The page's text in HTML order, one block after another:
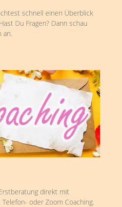
schnell einen Überblick
Du Fragen? Dann schau
an.
direkt mit
Telefon- oder Zoom Coaching.